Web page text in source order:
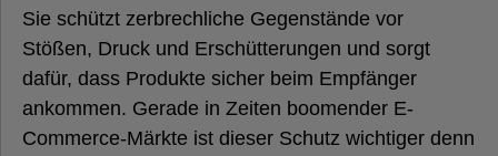
Sie schützt zerbrechliche Gegenstände vor
Stößen, Druck und Erschütterungen und sorgt
dafür, dass Produkte sicher beim Empfänger
ankommen. Gerade in Zeiten boomender E-
Commerce-Märkte ist dieser Schutz wichtiger denn